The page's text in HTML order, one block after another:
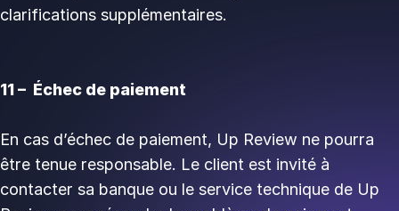
clarifications supplémentaires.
11 – Échec de paiement
En cas d’échec de paiement, Up Review ne pourra
être tenue responsable. Le client est invité à
contacter sa banque ou le service technique de Up